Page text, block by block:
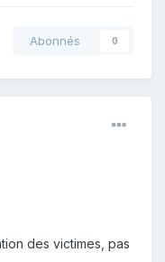
Abonnés 0
des victimes, pas